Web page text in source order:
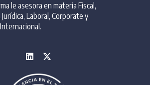
le asesora en materia Fiscal,
Jurídica, Laboral, Corporate y